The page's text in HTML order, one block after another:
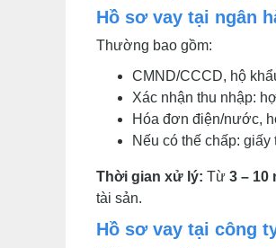
Hồ sơ vay tại ngân
Thường bao gồm:
CMND/CCCD, hộ
Xác nhận thu nhập:
Hóa đơn điện/nước,
Nếu có thế chấp:
Thời gian xử lý: Từ 3 – 10
tài sản.
Hồ sơ vay tại công